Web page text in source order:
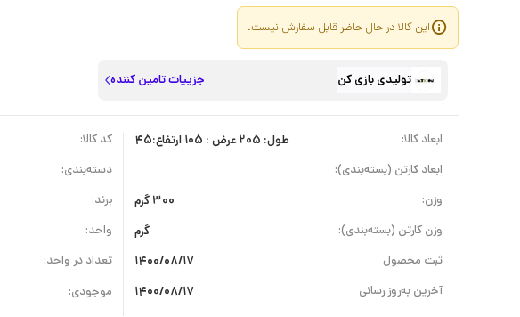
این کالا در حال حاضر قابل سفارش نیست.
تولیدی بازی کن جزییات تامین کننده
ابعاد کالا: طول: 205 عرض : 105 ارتفاع:45
ابعاد کارتن (بسته‌بندی):
وزن:
300 گرم
وزن کارتن (بسته‌بندی): گرم
ثبت محصول 1400/08/17
آخرین به‌روز رسانی 1400/08/17
کد کالا:
دسته‌بندی:
برند:
واحد:
تعداد در واحد:
موجودی: